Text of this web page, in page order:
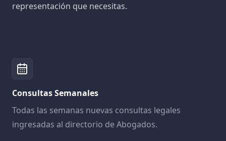
representación que necesitas.
Consultas Semanales
Todas las semanas nuevas consultas legales
ingresadas al directorio de Abogados.